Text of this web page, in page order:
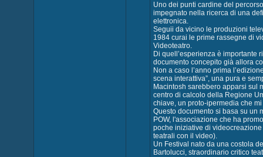
Uno dei punti cardine del
impegnato nella ricerca di una
elettronica.
Seguii da vicino le produzioni
1984 curai le prime rassegne di
Videoteatro.
Di quell’esperienza è importante
documento concepito già allora
Non a caso l’anno prima
scena interattiva”, una pura e
Macintosh sarebbero apparsi sul
centro di calcolo della Regione
chiave, un proto-ipermedia che
Questo documento si basa su un
POW, l'associazione che ha
poche iniziative di
teatrali con il video).
Un Festival nato da una costola
Bartolucci, straordinario critico